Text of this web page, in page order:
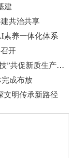
建
共治共享
素养一体化体系
开
聚焦六大科创赛道 央企创新力量青岛“竞技”共促新质生产力发展
成布放
文明传承新路径